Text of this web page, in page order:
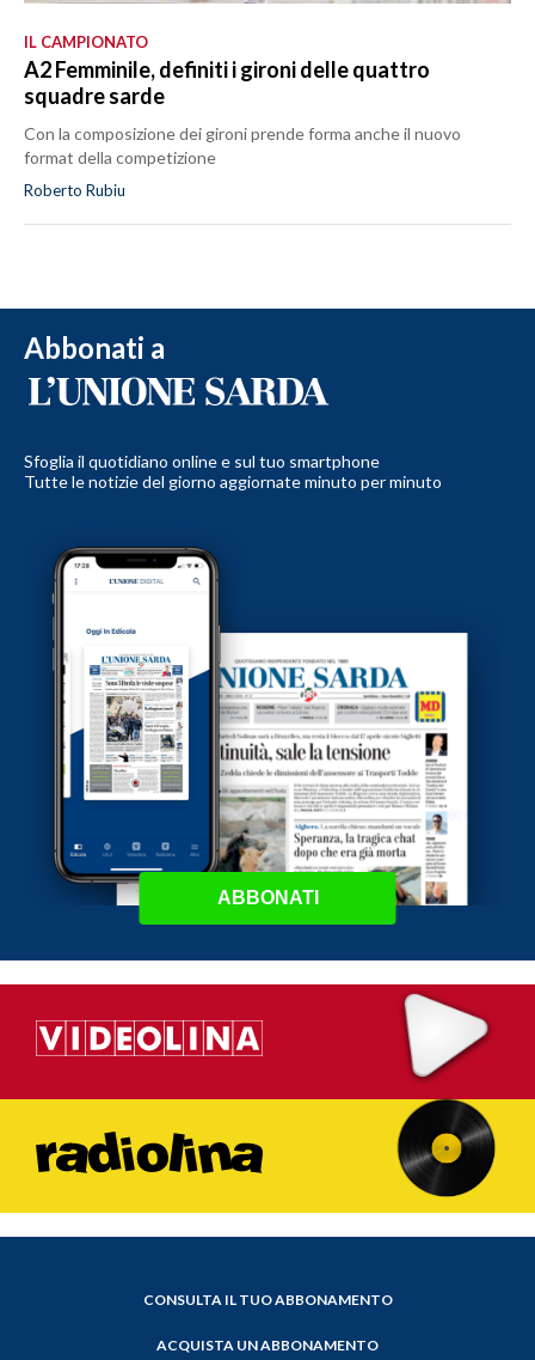
IL CAMPIONATO
A2 Femminile, definiti i gironi delle quattro
squadre sarde
Con la composizione dei gironi prende forma anche il nuovo
format della competizione
Roberto Rubiu
Abbonati a
Sfoglia il quotidiano online e sul tuo smartphone
Tutte le notizie del giorno aggiornate minuto per minuto
ABBONATI
CONSULTA IL TUO ABBONAMENTO
ACQUISTA UN ABBONAMENTO